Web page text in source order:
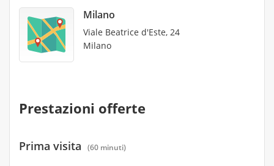
Milano
Viale Beatrice d'Este, 24
Milano
Prestazioni offerte
Prima visita (60 minuti)